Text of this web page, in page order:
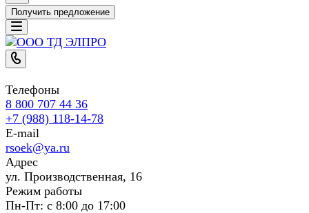
Получить предложение
Телефоны
8 800 707 44 36
+7 (988) 118-14-78
E-mail
rsoek@ya.ru
Адрес
ул. Производственная, 16
Режим работы
Пн-Пт: с 8:00 до 17:00